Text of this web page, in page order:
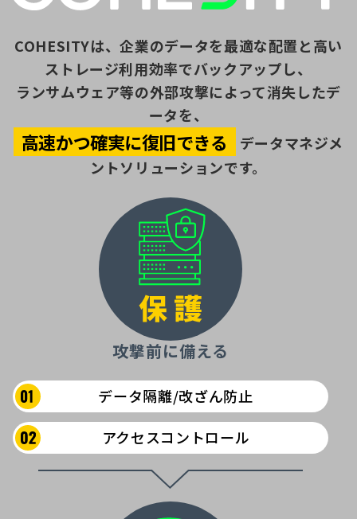
COHESITYは、企業のデータを最適な配置と高い
ストレージ利用効率でバックアップし、
ランサムウェア等の外部攻撃によって消失したデ
ータを、
高速かつ確実に復旧できる
データマネジメ
ントソリューションです。
攻撃前に備える
データ隔離/改ざん防止
アクセスコントロール